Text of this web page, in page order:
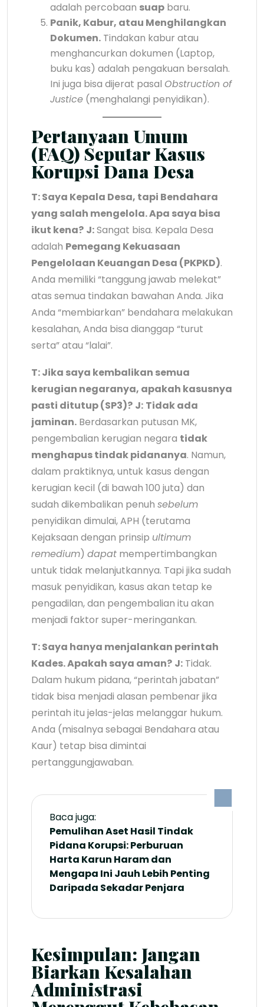
adalah percobaan suap baru.
Panik, Kabur, atau Menghilangkan
Dokumen. Tindakan kabur atau
menghancurkan dokumen (Laptop,
buku kas) adalah pengakuan bersalah.
Ini juga bisa dijerat pasal Obstruction of
Justice (menghalangi penyidikan).
Pertanyaan Umum
(FAQ) Seputar Kasus
Korupsi Dana Desa
T: Saya Kepala Desa, tapi Bendahara
yang salah mengelola. Apa saya bisa
ikut kena? J:Sangat bisa. Kepala Desa
adalah Pemegang Kekuasaan
Pengelolaan Keuangan Desa (PKPKD).
Anda memiliki “tanggung jawab melekat”
atas semua tindakan bawahan Anda. Jika
Anda “membiarkan” bendahara melakukan
kesalahan, Anda bisa dianggap “turut
serta” atau “lalai”.
T: Jika saya kembalikan semua
kerugian negaranya, apakah kasusnya
pasti ditutup (SP3)? J: Tidak ada
jaminan. Berdasarkan putusan MK,
pengembalian kerugian negara tidak
menghapus tindak pidananya. Namun,
dalam praktiknya, untuk kasus dengan
kerugian kecil (di bawah 100 juta) dan
sudah dikembalikan penuh sebelum
penyidikan dimulai, APH (terutama
Kejaksaan dengan prinsip ultimum
remedium) dapat mempertimbangkan
untuk tidak melanjutkannya. Tapi jika sudah
masuk penyidikan, kasus akan tetap ke
pengadilan, dan pengembalian itu akan
menjadi faktor super-meringankan.
T: Saya hanya menjalankan perintah
Kades. Apakah saya aman? J: Tidak.
Dalam hukum pidana, “perintah jabatan”
tidak bisa menjadi alasan pembenar jika
perintah itu jelas-jelas melanggar hukum.
Anda (misalnya sebagai Bendahara atau
Kaur) tetap bisa dimintai
pertanggungjawaban.
Baca juga:
Pemulihan Aset Hasil Tindak
Pidana Korupsi: Perburuan
Harta Karun Haram dan
Mengapa Ini Jauh Lebih Penting
Daripada Sekadar Penjara
Kesimpulan: Jangan
Biarkan Kesalahan
Administrasi